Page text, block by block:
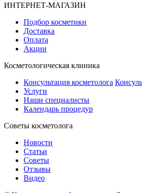
ИНТЕРНЕТ-МАГАЗИН
Подбор косметики
Доставка
Оплата
Акции
Косметологическая клиника
Консультация косметолога
Услуги
Наши специалисты
Календарь процедур
Cоветы косметолога
Новости
Статьи
Советы
Отзывы
Видео